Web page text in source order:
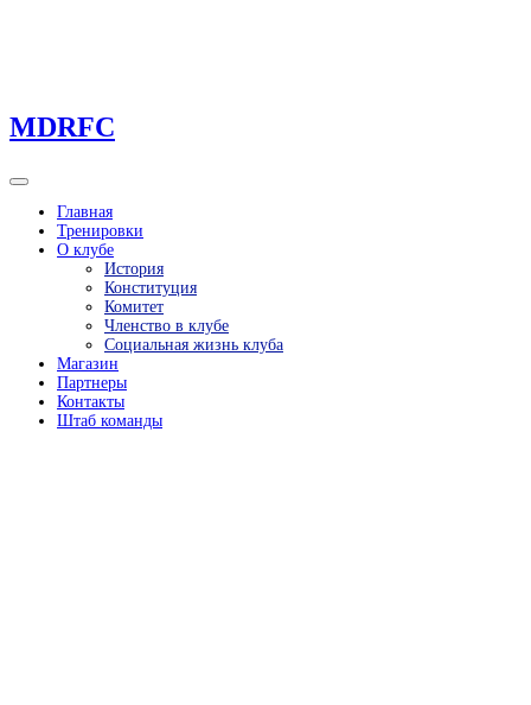
MDRFC
Главная
Тренировки
О клубе
История
Конституция
Комитет
Членство в клубе
Социальная жизнь клуба
Магазин
Партнеры
Контакты
Штаб команды